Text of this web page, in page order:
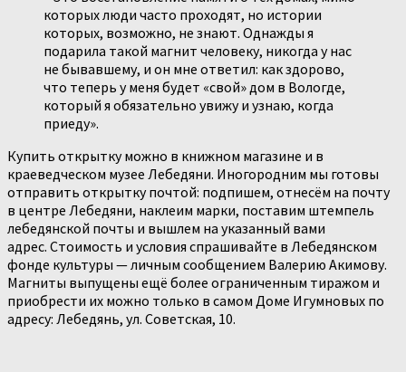
которых люди часто проходят, но истории
которых, возможно, не знают. Однажды я
подарила такой магнит человеку, никогда у нас
не бывавшему, и он мне ответил: как здорово,
что теперь у меня будет «свой» дом в Вологде,
который я обязательно увижу и узнаю, когда
приеду».
Купить открытку можно в книжном магазине и в
краеведческом музее Лебедяни. Иногородним мы готовы
отправить открытку почтой: подпишем, отнесём на почту
в центре Лебедяни, наклеим марки, поставим штемпель
лебедянской почты и вышлем на указанный вами
адрес. Стоимость и условия спрашивайте в Лебедянском
фонде культуры — личным сообщением Валерию Акимову.
Магниты выпущены ещё более ограниченным тиражом и
приобрести их можно только в самом Доме Игумновых по
адресу: Лебедянь, ул. Советская, 10.